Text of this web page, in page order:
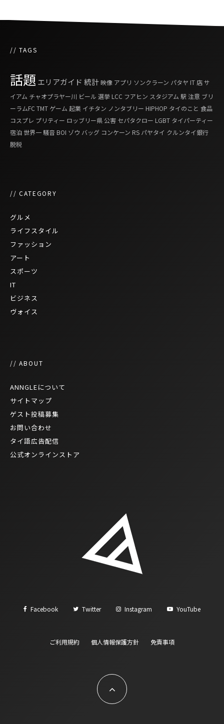
// TAGS
話題 エリアガイド 統計映像 アプリ ソンクラーン パタヤ IT 店サ
イアム チャオプラヤー川 ビール 選挙 LCC フアヒン スタジアム 駅 注意 ブリ
ーラムFC TMT ゲーム 起業 イチタン ノンタブリー HIPHOP タイのこと 食品
コスプレ プリティー ロッブリー県 公害 セパタクロー LGBT タイパーティー
宿泊世界一 騒音 BOI ゾウ バッグ コンケーン RS パヤタイ クルンタイ銀行
脱税
// CATEGORY
グルメ
ライフスタイル
ファッション
アート
スポーツ
IT
ビジネス
ヴォイス
// ABOUT
ANNGLEについて
サイトマップ
ゲスト投稿募集
お問い合わせ
タイ語広告配信
公式オンラインストア
Facebook Twitter Instagram YouTube
ご利用規約 個人情報保護方針 免責事項